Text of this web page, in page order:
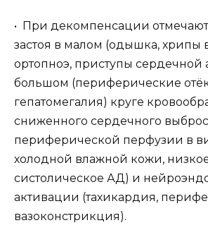
• При декомпенсации
застоя в малом (одышка, хрипы
ортопноэ, приступы сердечной
большом (периферические
гепатомегалия) круге
сниженного сердечного
периферической перфузии в
холодной влажной кожи,
систолическое АД) и
активации (тахикардия,
вазоконстрикция).